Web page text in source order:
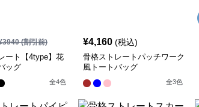
3940(割引前)
ート【4type】花
ッグ
全4色
¥4,160 (税込)
骨格ストレートパッチワーク
風トートバッグ
全3色